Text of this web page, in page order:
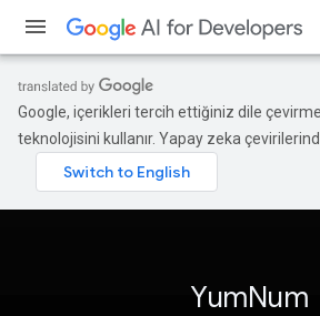
Google, içerikleri tercih ettiğiniz dile
teknolojisini kullanır. Yapay zeka
YumNum